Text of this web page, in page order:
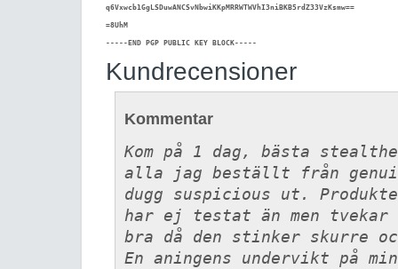
q6Vxwcb1GgLSDuwANCSvNbwiKKpMRRWTWVhI3niBKB5rdZ33VzKsmw==
=8UhM
-----END PGP PUBLIC KEY BLOCK-----
Kundrecensioner
Kommentar
Kom på 1 dag, bästa
alla jag beställt från
dugg suspicious ut.
har ej testat än men
bra då den stinker skurre
En aningens undervikt på